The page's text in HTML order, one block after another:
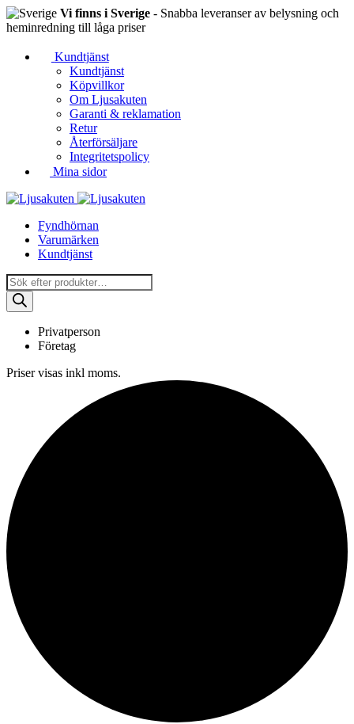
Vi finns i Sverige - Snabba leveranser av belysning och
heminredning till låga priser
Kundtjänst
Kundtjänst
Köpvillkor
Om Ljusakuten
Garanti & reklamation
Retur
Återförsäljare
Integritetspolicy
Mina sidor
Fyndhörnan
Varumärken
Kundtjänst
Produktsökning
Privatperson
Företag
Priser visas inkl moms.